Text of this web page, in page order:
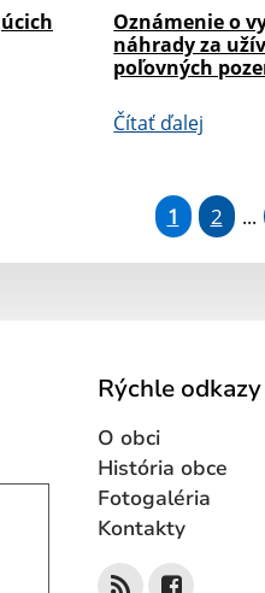
Oznámenie o
náhrady za
poľovných
Čítať ďalej
1 2 ...
správy...
Rýchle odkazy
O obci
História obce
Fotogaléria
Kontakty